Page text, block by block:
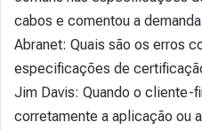
cabos e comentou a
Abranet: Quais são os erros
especificações de
Jim Davis: Quando o cliente-
corretamente a aplicação ou